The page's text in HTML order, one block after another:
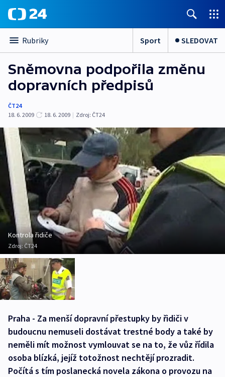
Rubriky Sport SLEDOVAT
Sněmovna podpořila změnu
dopravních předpisů
ČT24
18. 6. 2009
18. 6. 2009 | Zdroj: ČT24
Kontrola řidiče
Zdroj:ČT24
Praha - Za menší dopravní přestupky by řidiči v
budoucnu nemuseli dostávat trestné body a také by
neměli mít možnost vymlouvat se na to, že vůz řídila
osoba blízká, jejíž totožnost nechtějí prozradit.
Počítá s tím poslanecká novela zákona o provozu na